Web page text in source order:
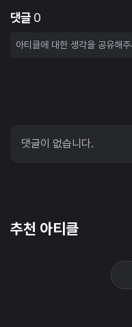
댓글 0
댓글이 없습니다.
추천 아티클